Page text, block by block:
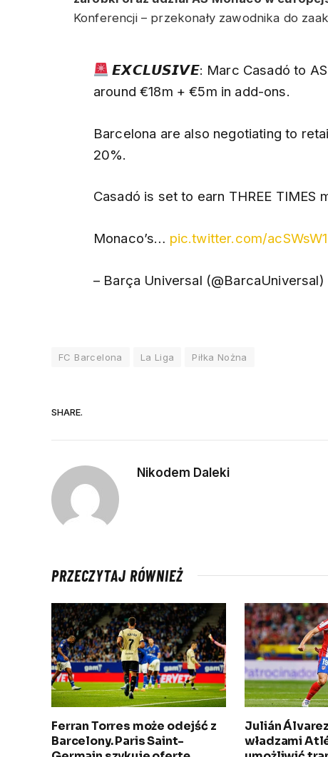
Konferencji – przekonały zawodnika do
𝙀𝙓𝘾𝙇𝙐𝙎𝙄𝙑𝙀: Marc Casadó to AS
around €18m + €5m in add-ons.
Barcelona are also negotiating to
20%.
Casadó is set to earn THREE TIMES
Monaco’s… pic.twitter.com/
– Barça Universal (@BarcaUniversal)
FC Barcelona La Liga Piłka Nożna
SHARE.
Nikodem Daleki
PRZECZYTAJ RÓWNIEŻ
Ferran Torres może odejść z
Barcelony. Paris Saint-
Julián
władzami